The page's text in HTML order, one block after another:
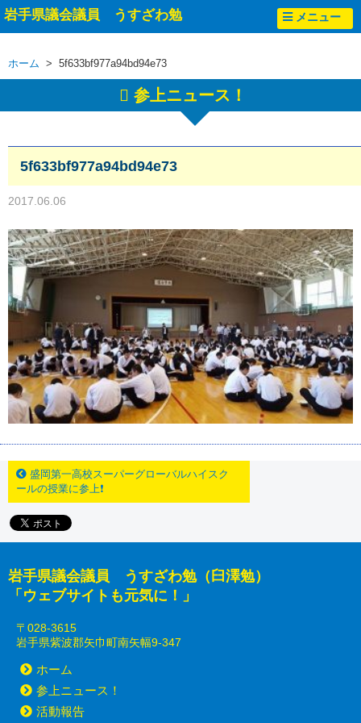
岩手県議会議員 うすざわ勉 メニュー
ホーム > 5f633bf977a94bd94e73
参上ニュース！
5f633bf977a94bd94e73
2017.06.06
盛岡第一高校スーパーグローバルハイスク
ールの授業に参上❗
岩手県議会議員 うすざわ勉（臼澤勉）
「ウェブサイトも元気に！」
〒028-3615
岩手県紫波郡矢巾町南矢幅9-347
ホーム
参上ニュース！
活動報告